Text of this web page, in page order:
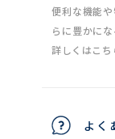
便利な機能
らに豊かに
詳しくはこち
よく